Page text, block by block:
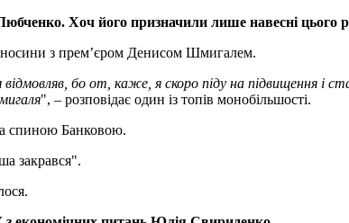
Хоч його призначили лише навесні цього
з прем’єром Денисом Шмигалем.
бо от, каже, я скоро піду на підвищення і
", – розповідає один із топів монобільшості.
спиною Банковою.
закрався".